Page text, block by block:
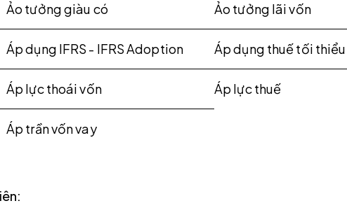
Ảo tưởng giàu có Ảo tưởng lãi vốn
Áp dụng IFRS - IFRS Adoption Áp dụng thuế tối
Áp lực thoái vốn Áp lực thuế
Áp trần vốn vay